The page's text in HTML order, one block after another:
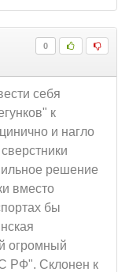
0
себя
к
и нагло
решение
вместо
бы
огромный
РФ". Склонен к